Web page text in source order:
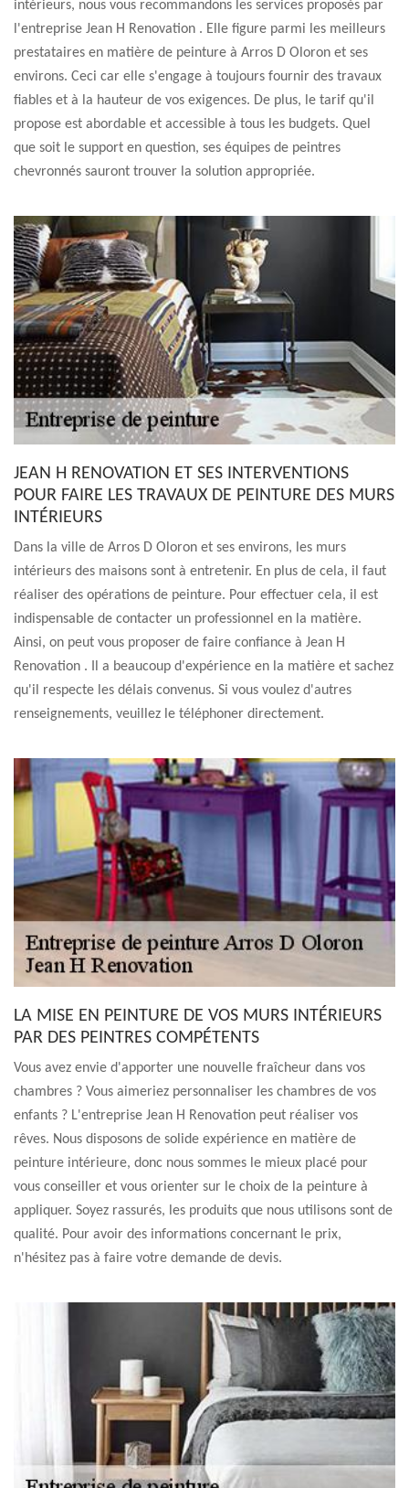
intérieurs, nous vous recommandons les services proposés par
l'entreprise Jean H Renovation . Elle figure parmi les meilleurs
prestataires en matière de peinture à Arros D Oloron et ses
environs. Ceci car elle s'engage à toujours fournir des travaux
fiables et à la hauteur de vos exigences. De plus, le tarif qu'il
propose est abordable et accessible à tous les budgets. Quel
que soit le support en question, ses équipes de peintres
chevronnés sauront trouver la solution appropriée.
JEAN H RENOVATION ET SES INTERVENTIONS
POUR FAIRE LES TRAVAUX DE PEINTURE DES MURS
INTÉRIEURS
Dans la ville de Arros D Oloron et ses environs, les murs
intérieurs des maisons sont à entretenir. En plus de cela, il faut
réaliser des opérations de peinture. Pour effectuer cela, il est
indispensable de contacter un professionnel en la matière.
Ainsi, on peut vous proposer de faire confiance à Jean H
Renovation . Il a beaucoup d'expérience en la matière et sachez
qu'il respecte les délais convenus. Si vous voulez d'autres
renseignements, veuillez le téléphoner directement.
LA MISE EN PEINTURE DE VOS MURS INTÉRIEURS
PAR DES PEINTRES COMPÉTENTS
Vous avez envie d'apporter une nouvelle fraîcheur dans vos
chambres ? Vous aimeriez personnaliser les chambres de vos
enfants ? L'entreprise Jean H Renovation peut réaliser vos
rêves. Nous disposons de solide expérience en matière de
peinture intérieure, donc nous sommes le mieux placé pour
vous conseiller et vous orienter sur le choix de la peinture à
appliquer. Soyez rassurés, les produits que nous utilisons sont de
qualité. Pour avoir des informations concernant le prix,
n'hésitez pas à faire votre demande de devis.